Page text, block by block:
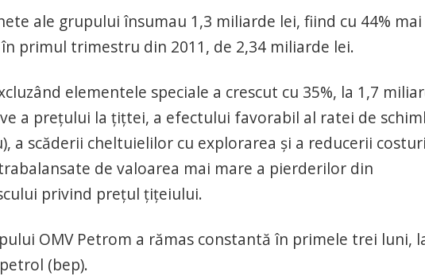
ale grupului însumau 1,3 miliarde lei, fiind cu 44% mai
primul trimestru din 2011, de 2,34 miliarde lei.
elementele speciale a crescut cu 35%, la 1,7
a preţului la ţiţtei, a efectului favorabil al ratei de
a scăderii cheltuielilor cu explorarea şi a reducerii
de valoarea mai mare a pierderilor din
privind preţul ţiţeiului.
OMV Petrom a rămas constantă în primele trei luni,
(bep).